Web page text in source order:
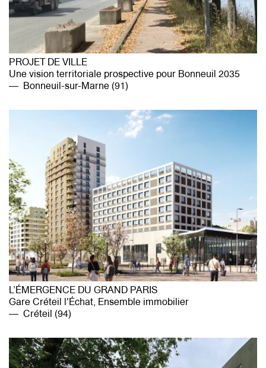
PROJET DE VILLE
Une vision territoriale prospective pour Bonneuil 2035
Bonneuil-sur-Marne (91)
L’ÉMERGENCE DU GRAND PARIS
Gare Créteil l'Échat, Ensemble immobilier
Créteil (94)